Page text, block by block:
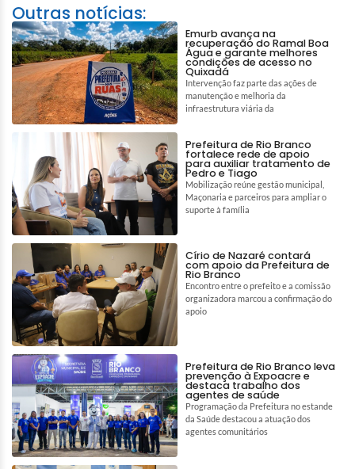
Outras notícias:
Emurb avança na
recuperação do Ramal Boa
Água e garante melhores
condições de acesso no
Quixadá
Intervenção faz parte das ações de
manutenção e melhoria da
infraestrutura viária da
Prefeitura de Rio Branco
fortalece rede de apoio
para auxiliar tratamento de
Pedro e Tiago
Mobilização reúne gestão municipal,
Maçonaria e parceiros para ampliar o
suporte à família
Círio de Nazaré contará
com apoio da Prefeitura de
Rio Branco
Encontro entre o prefeito e a comissão
organizadora marcou a confirmação do
apoio
Prefeitura de Rio Branco leva
prevenção à Expoacre e
destaca trabalho dos
agentes de saúde
Programação da Prefeitura no estande
da Saúde destacou a atuação dos
agentes comunitários